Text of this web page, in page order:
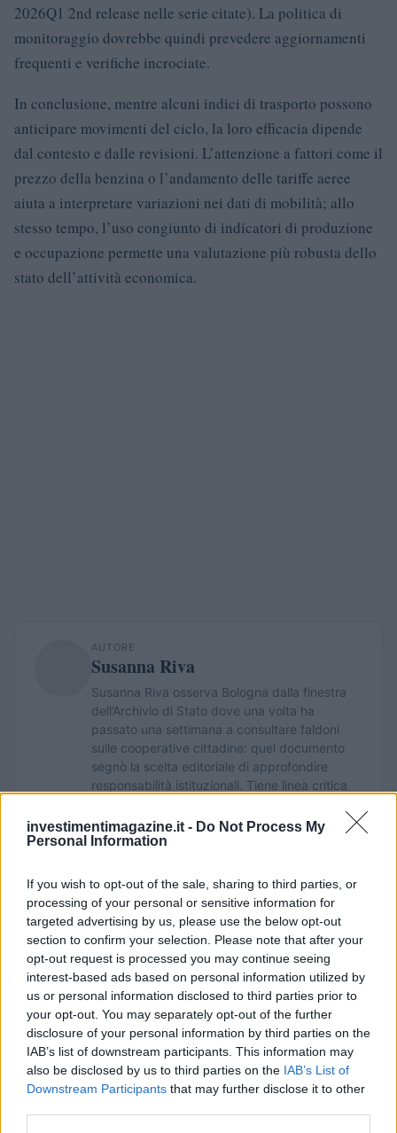
investimentimagazine.it - Do Not Process My
Personal Information
If you wish to opt-out of the sale, sharing to third parties, or
processing of your personal or sensitive information for
targeted advertising by us, please use the below opt-out
section to confirm your selection. Please note that after your
opt-out request is processed you may continue seeing
interest-based ads based on personal information utilized by
us or personal information disclosed to third parties prior to
your opt-out. You may separately opt-out of the further
disclosure of your personal information by third parties on the
IAB’s list of downstream participants. This information may
also be disclosed by us to third parties on the IAB’s List of
Downstream Participants that may further disclose it to other
2026Q1 2nd release nelle serie citate). La politica di
monitoraggio dovrebbe quindi prevedere aggiornamenti
frequenti e verifiche incrociate.
In conclusione, mentre alcuni indici di trasporto possono
anticipare movimenti del ciclo, la loro efficacia dipende
dal contesto e dalle revisioni. L’attenzione a fattori come il
prezzo della benzina o l’andamento delle tariffe aeree
aiuta a interpretare variazioni nei dati di mobilità; allo
stesso tempo, l’uso congiunto di indicatori di produzione
e occupazione permette una valutazione più robusta dello
stato dell’attività economica.
AUTORE
Susanna Riva
Susanna Riva osserva Bologna dalla finestra
dell’Archivio di Stato dove una volta ha
passato una settimana a consultare faldoni
sulle cooperative cittadine: quel documento
segnò la scelta editoriale di approfondire
responsabilità istituzionali. Tiene linea critica
taccuino sempre pieno.